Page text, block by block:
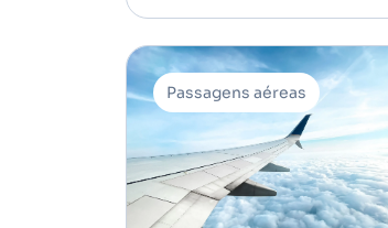
Passagens aéreas